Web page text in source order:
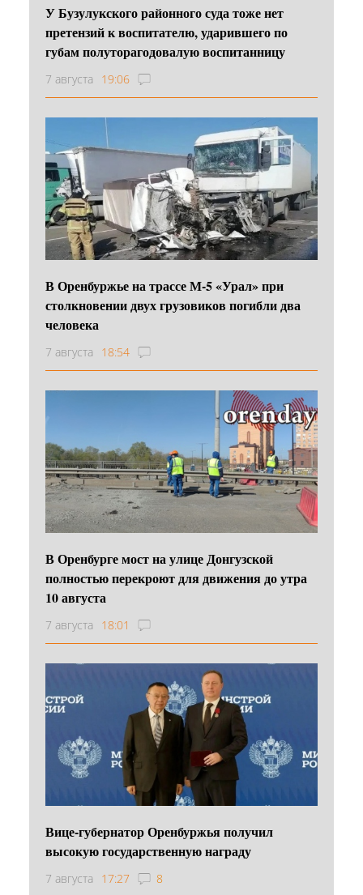
У Бузулукского районного суда тоже нет
претензий к воспитателю, ударившего по
губам полуторагодовалую воспитанницу
7 августа 19:06
В Оренбуржье на трассе М-5 «Урал» при
столкновении двух грузовиков погибли два
человека
7 августа 18:54
В Оренбурге мост на улице Донгузской
полностью перекроют для движения до утра
10 августа
7 августа 18:01
Вице-губернатор Оренбуржья получил
высокую государственную награду
7 августа 17:27 8